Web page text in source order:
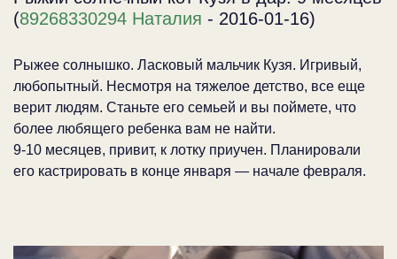
(89268330294 Наталия - 2016-01-16)
Рыжее солнышко. Ласковый мальчик Кузя. Игривый,
любопытный. Несмотря на тяжелое детство, все еще
верит людям. Станьте его семьей и вы поймете, что
более любящего ребенка вам не найти.
9-10 месяцев, привит, к лотку приучен. Планировали
его кастрировать в конце января — начале февраля.